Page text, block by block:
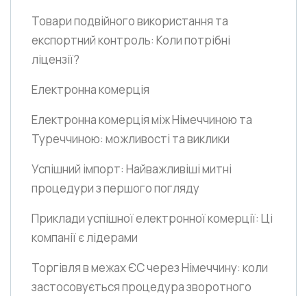
Товари подвійного використання та
експортний контроль: Коли потрібні
ліцензії?
Електронна комерція
Електронна комерція між Німеччиною та
Туреччиною: можливості та виклики
Успішний імпорт: Найважливіші митні
процедури з першого погляду
Приклади успішної електронної комерції: Ці
компанії є лідерами
Торгівля в межах ЄС через Німеччину: коли
застосовується процедура зворотного